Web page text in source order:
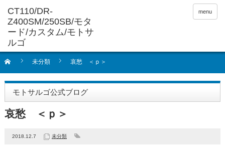
menu
未分類 哀愁 ＜ｐ＞
モトサルゴ公式ブログ
哀愁 ＜ｐ＞
2018.12.7 未分類